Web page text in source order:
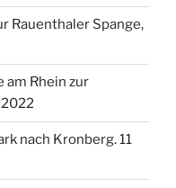
Rauenthaler Spange,
am Rhein zur
nach Kronberg. 11